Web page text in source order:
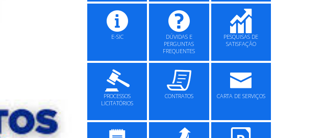
E-SIC
DÚVIDAS E
PERGUNTAS
FREQUENTES
PESQUISAS DE
SATISFAÇÃO
PROCESSOS
LICITATÓRIOS
CONTRATOS CARTA DE SERVIÇOS